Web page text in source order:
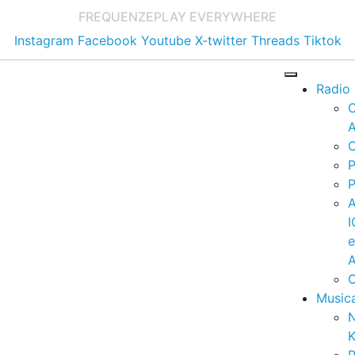
FREQUENZEPLAY EVERYWHERE
Instagram Facebook Youtube X-twitter Threads Tiktok
Radio
e